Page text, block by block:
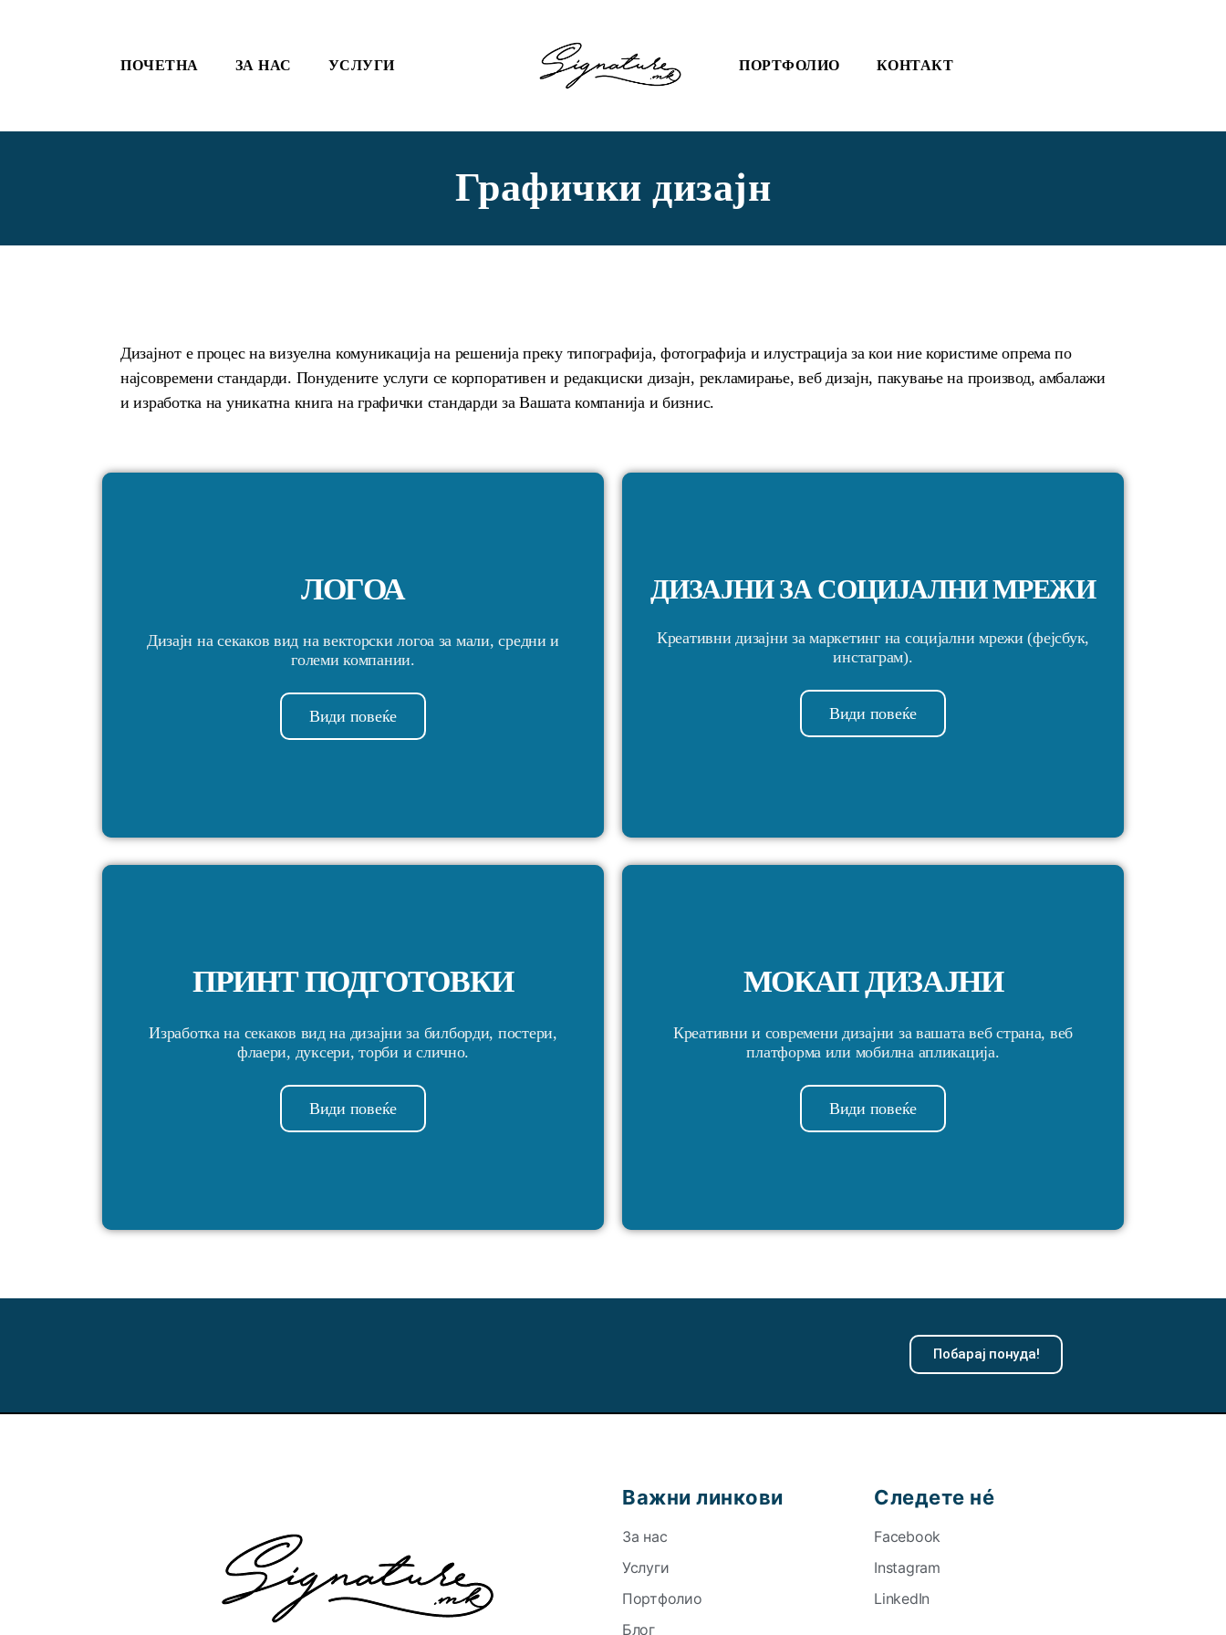
ПОЧЕТНА ЗА НАС УСЛУГИ ПОРТФОЛИО КОНТАКТ
Графички дизајн
Дизајнот е процес на визуелна комуникација на решенија преку типографија, фотографија и илустрација за кои ние користиме опрема по
најсовремени стандарди. Понудените услуги се корпоративен и редакциски дизајн, рекламирање, веб дизајн, пакување на производ, амбалажи
и изработка на уникатна книга на графички стандарди за Вашата компанија и бизнис.
ЛОГОА
Дизајн на секаков вид на векторски логоа за мали, средни и
големи компании.
Види повеќе
ДИЗАЈНИ ЗА СОЦИЈАЛНИ МРЕЖИ
Креативни дизајни за маркетинг на социјални мрежи (фејсбук,
инстаграм).
Види повеќе
ПРИНТ ПОДГОТОВКИ
Изработка на секаков вид на дизајни за билборди, постери,
флаери, дуксери, торби и слично.
Види повеќе
МОКАП ДИЗАЈНИ
Креативни и современи дизајни за вашата веб страна, веб
платформа или мобилна апликација.
Види повеќе
Побарај понуда!
Важни линкови
За нас
Услуги
Портфолио
Блог
Следете нé
Facebook
Instagram
LinkedIn